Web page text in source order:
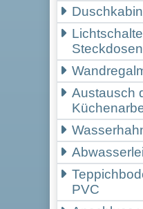
Austausch
PVC